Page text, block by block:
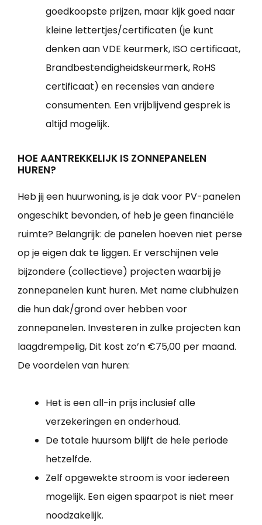
goedkoopste prijzen, maar kijk goed naar
kleine lettertjes/certificaten (je kunt
denken aan VDE keurmerk, ISO certificaat,
Brandbestendigheidskeurmerk, RoHS
certificaat) en recensies van andere
consumenten. Een vrijblijvend gesprek is
altijd mogelijk.
HOE AANTREKKELIJK IS ZONNEPANELEN
HUREN?
Heb jij een huurwoning, is je dak voor PV-panelen
ongeschikt bevonden, of heb je geen financiële
ruimte? Belangrijk: de panelen hoeven niet perse
op je eigen dak te liggen. Er verschijnen vele
bijzondere (collectieve) projecten waarbij je
zonnepanelen kunt huren. Met name clubhuizen
die hun dak/grond over hebben voor
zonnepanelen. Investeren in zulke projecten kan
laagdrempelig, Dit kost zo’n €75,00 per maand.
De voordelen van huren:
Het is een all-in prijs inclusief alle
verzekeringen en onderhoud.
De totale huursom blijft de hele periode
hetzelfde.
Zelf opgewekte stroom is voor iedereen
mogelijk. Een eigen spaarpot is niet meer
noodzakelijk.